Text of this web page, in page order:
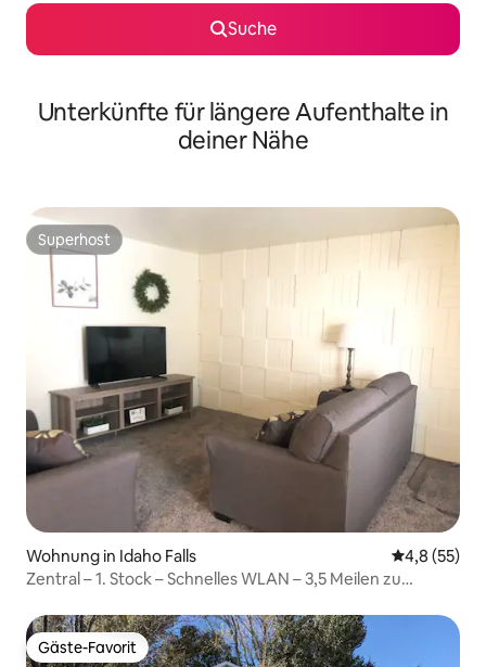
Suche
Unterkünfte für längere Aufenthalte in
deiner Nähe
Superhost
Superhost
Wohnung in Idaho Falls
4,8 (55)
Zentral – 1. Stock – Schnelles WLAN – 3,5 Meilen zu
Gäste-Favorit
Gäste-Favorit